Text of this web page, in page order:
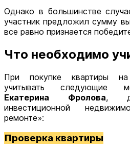
Однако в большинстве
участник предложил сумму
все равно признается
Что необходимо
При покупке квартиры
учитывать следующие
Екатерина Фролова,
инвестиционной
ремонте»:
Проверка квартиры